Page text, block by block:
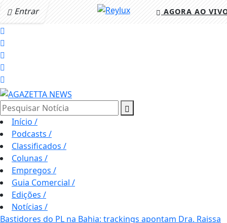
Entrar AGORA AO
Pesquisar Notícia
Início /
Podcasts /
Classificados /
Colunas /
Empregos /
Guia Comercial /
Edições /
Notícias /
Bastidores do PL na Bahia: trackings apontam Dra. Raissa